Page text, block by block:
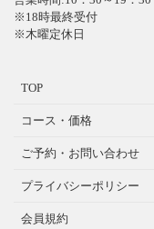
※18時最終受付
※木曜定休日
TOP
コース・価格
ご予約・お問い合わせ
プライバシーポリシー
会員規約